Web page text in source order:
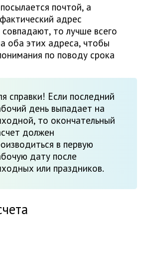
почтой, а
адрес
то лучше всего
оба этих адреса, чтобы
по поводу срока
справки! Если последний
день выпадает на
то окончательный
должен
в первую
дату после
или праздников.